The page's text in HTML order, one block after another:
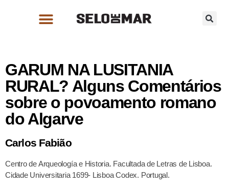
GARUM NA LUSITANIA
RURAL? Alguns Comentários
sobre o povoamento romano
do Algarve
Carlos Fabião
Centro de Arqueología e Historia. Facultada de Letras de Lisboa.
Cidade Universitaria 1699- Lisboa Codex. Portugal.